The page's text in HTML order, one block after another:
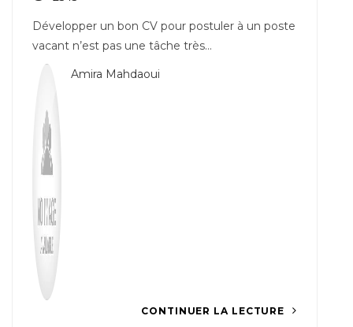
Développer un bon CV pour postuler à un poste
vacant n’est pas une tâche très…
Amira Mahdaoui
CONTINUER LA LECTURE